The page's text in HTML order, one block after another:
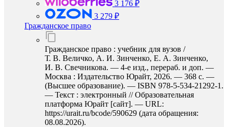
3 176 ₽
3 279 ₽
Гражданское право
Гражданское право : учебник для вузов /
Т. В. Величко, А. И. Зинченко, Е. А. Зинченко,
И. В. Свечникова. — 4-е изд., перераб. и доп. —
Москва : Издательство Юрайт, 2026. — 368 с. —
(Высшее образование). — ISBN 978-5-534-21292-1.
— Текст : электронный // Образовательная
платформа Юрайт [сайт]. — URL:
https://urait.ru/bcode/590629 (дата обращения:
08.08.2026).